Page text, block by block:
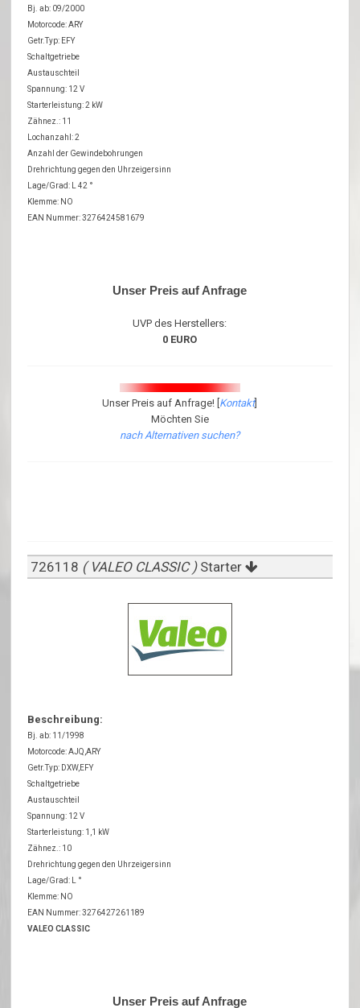
Bj. ab: 09/2000
Motorcode: ARY
Getr.Typ: EFY
Schaltgetriebe
Austauschteil
Spannung: 12 V
Starterleistung: 2 kW
Zähnez.: 11
Lochanzahl: 2
Anzahl der Gewindebohrungen
Drehrichtung gegen den Uhrzeigersinn
Lage/Grad: L 42 °
Klemme: NO
EAN Nummer: 3276424581679
Unser Preis auf Anfrage
UVP des Herstellers:
0 EURO
Unser Preis auf Anfrage! [ Kontakt]
Möchten Sie
nach Alternativen suchen?
726118 ( VALEO CLASSIC ) Starter
Beschreibung:
Bj. ab: 11/1998
Motorcode: AJQ,ARY
Getr.Typ: DXW,EFY
Schaltgetriebe
Austauschteil
Spannung: 12 V
Starterleistung: 1,1 kW
Zähnez.: 10
Drehrichtung gegen den Uhrzeigersinn
Lage/Grad: L °
Klemme: NO
EAN Nummer: 3276427261189
VALEO CLASSIC
Unser Preis auf Anfrage